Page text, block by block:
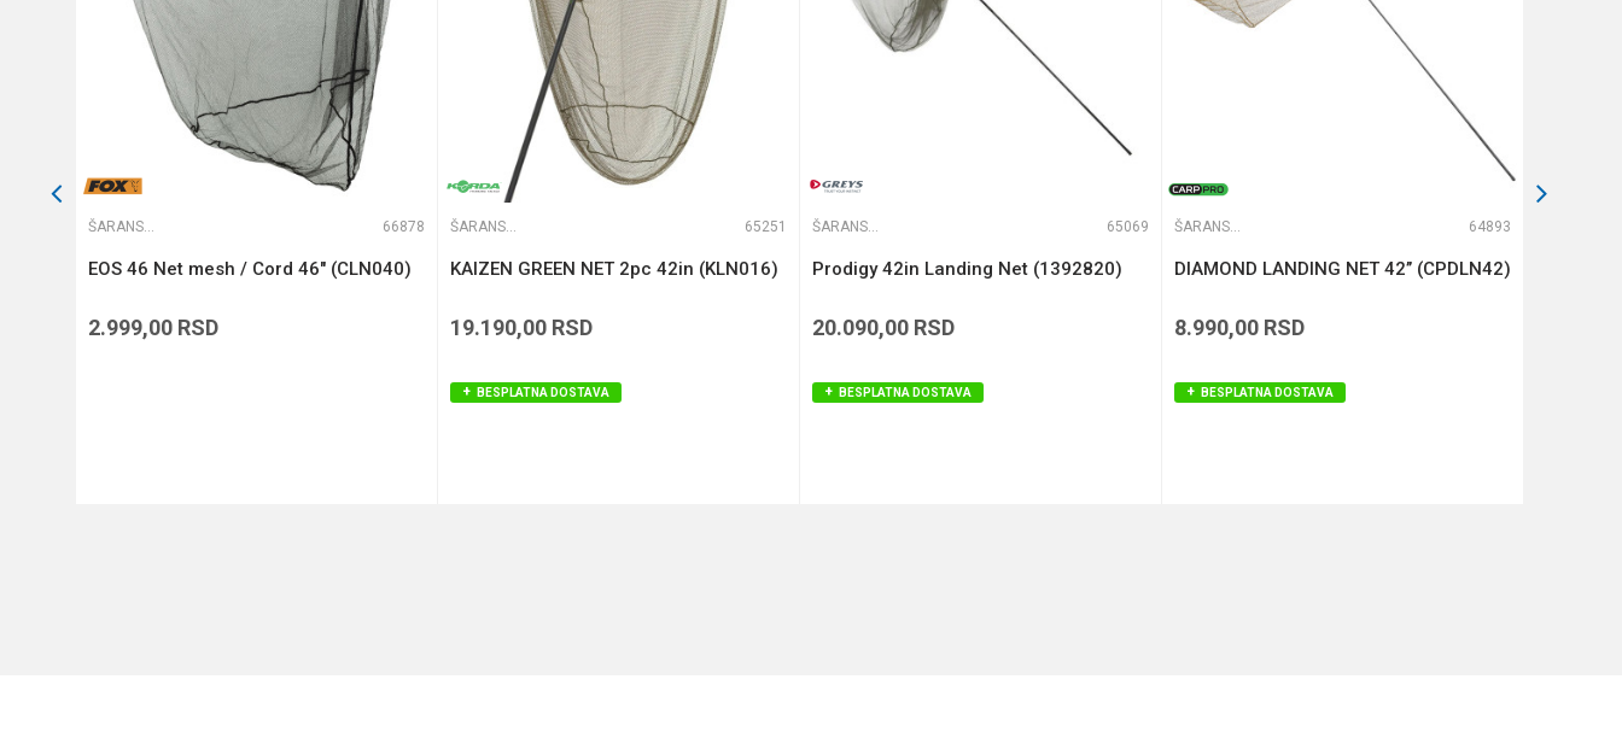
POŠALJI
ŠARANSKI MEREDOVI 66878
EOS 46 Net mesh / Cord 46" (CLN040)
2.999,00 RSD
ŠARANSKI MEREDOVI 65251
KAIZEN GREEN NET 2pc 42in (KLN016)
19.190,00 RSD
BESPLATNA DOSTAVA
ŠARANSKI MEREDOVI 65069
Prodigy 42in Landing Net (1392820)
20.090,00 RSD
BESPLATNA DOSTAVA
ŠARANSKI MEREDOVI 64893
DIAMOND LANDING NET 42’’ (CPDLN42)
8.990,00 RSD
BESPLATNA DOSTAVA